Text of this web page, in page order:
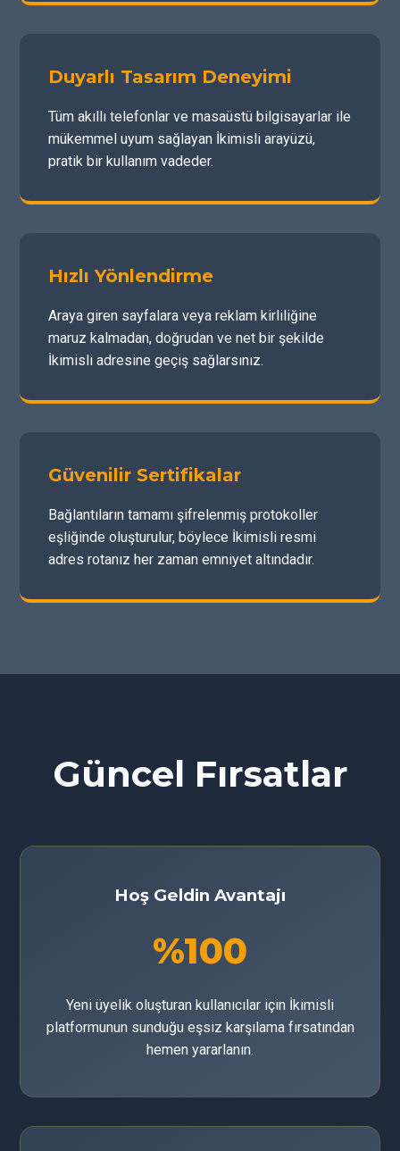
Duyarlı Tasarım Deneyimi
Tüm akıllı telefonlar ve masaüstü bilgisayarlar ile
mükemmel uyum sağlayan İkimisli arayüzü,
pratik bir kullanım vadeder.
Hızlı Yönlendirme
Araya giren sayfalara veya reklam kirliliğine
maruz kalmadan, doğrudan ve net bir şekilde
İkimisli adresine geçiş sağlarsınız.
Güvenilir Sertifikalar
Bağlantıların tamamı şifrelenmiş protokoller
eşliğinde oluşturulur, böylece İkimisli resmi
adres rotanız her zaman emniyet altındadır.
Güncel Fırsatlar
Hoş Geldin Avantajı
%100
Yeni üyelik oluşturan kullanıcılar için İkimisli
platformunun sunduğu eşsiz karşılama fırsatından
hemen yararlanın.